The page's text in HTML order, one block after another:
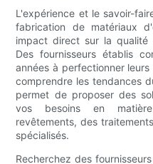
L'expérience et le savoir-
fabrication de matériaux
impact direct sur la qualité
Des fournisseurs établis
années à perfectionner
comprendre les tendances
permet de proposer des
vos besoins en
revêtements, des
spécialisés.
Recherchez des